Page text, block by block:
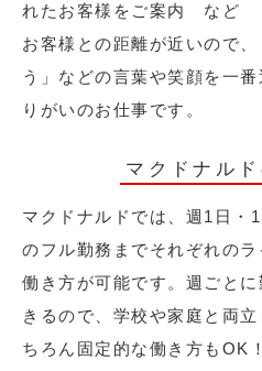
れたお客様をご案内 など
お客様との距離が近いので
う」などの言葉や笑顔を一
りがいのお仕事です。
マクドナル
マクドナルドでは、週1日・
のフル勤務までそれぞれの
働き方が可能です。週ごと
きるので、学校や家庭と両
ちろん固定的な働き方もOK